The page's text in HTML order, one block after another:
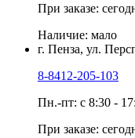
При заказе:
Наличие: мало
г. Пенза, ул.
8-8412-205-103
Пн.-пт: с 8:30 -
При заказе: